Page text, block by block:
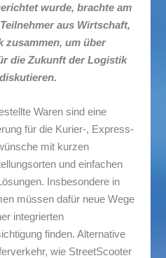
wurde, brachte am
aus Wirtschaft,
zusammen, um über
die Zukunft der Logistik
Waren sind eine
für die Kurier-, Express-
mit kurzen
und einfachen
Insbesondere in
müssen dafür neue Wege
integrierten
finden. Alternative
wie StreetScooter